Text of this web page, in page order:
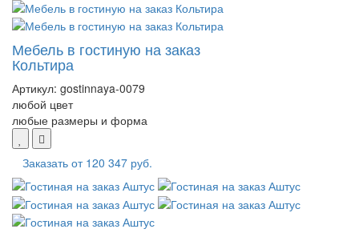
Мебель в гостиную на заказ
Кольтира
Артикул: gostinnaya-0079
любой цвет
любые размеры и форма
Заказать от 120 347 руб.